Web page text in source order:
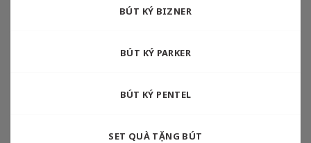
BÚT KÝ BIZNER
BÚT KÝ PARKER
BÚT KÝ PENTEL
SET QUÀ TẶNG BÚT